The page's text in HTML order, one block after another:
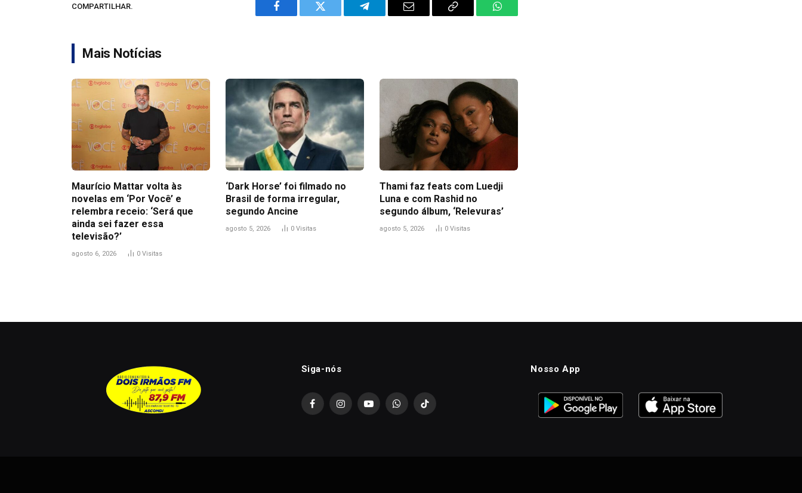
COMPARTILHAR.
Facebook Twitter Telegram Email
Copy
WhatsApp
Mais Notícias
Maurício Mattar volta às
novelas em ‘Por Você’ e
relembra receio: ‘Será que
ainda sei fazer essa
televisão?’
agosto 6, 2026 0 Visitas
‘Dark Horse’ foi filmado no
Brasil de forma irregular,
segundo Ancine
agosto 5, 2026 0 Visitas
Thami faz feats com Luedji
Luna e com Rashid no
segundo álbum, ‘Relevuras’
agosto 5, 2026 0 Visitas
Siga-nós
FacebookInstagramYouTubeWhatsAppTikTok
Nosso App